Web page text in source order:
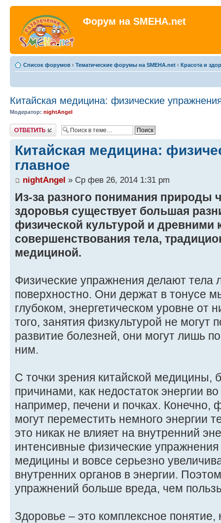
Форум на SMEHA.net
Список форумов ‹ Тематические форумы на SMEHA.net ‹ Красота и
Китайская медицина: физические
Модератор: nightAngel
Ответить
Китайская медицина:
главное
nightAngel » Ср фев 26, 2014 1:31 pm
Из-за разного понимания природы
здоровья существует большая
физической культурой и древними
совершенствования тела,
медициной.
Физические упражнения делают тела
поверхностно. Они держат в тонусе
глубоком, энергетическом уровне от
того, занятия физкультурой не могут
развитие болезней, они могут лишь
ним.
С точки зрения китайской медицины,
причинами, как недостаток энергии
например, печени и почках. Конечно,
могут переместить немного энергии
это никак не влияет на внутренний
интенсивные физические упражнения
медицины и вовсе серьезно
внутренних органов в энергии.
упражнений больше вреда, чем
Здоровье – это комплексное понятие,